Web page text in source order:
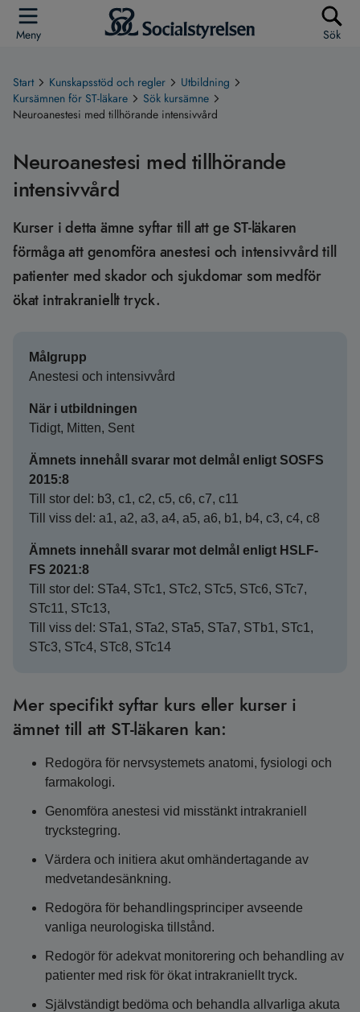
Meny Sök
Start Kunskapsstöd och regler
Utbildning
Kursämnen för ST-läkare
Sök kursämne
Neuroanestesi med tillhörande intensivvård
Neuroanestesi med tillhörande
intensivvård
Kurser i detta ämne syftar till att ge ST-läkaren
förmåga att genomföra anestesi och intensivvård till
patienter med skador och sjukdomar som medför
ökat intrakraniellt tryck.
Målgrupp
Anestesi och intensivvård
När i utbildningen
Tidigt, Mitten, Sent
Ämnets innehåll svarar mot delmål enligt SOSFS
2015:8
Till stor del: b3, c1, c2, c5, c6, c7, c11
Till viss del: a1, a2, a3, a4, a5, a6, b1, b4, c3, c4, c8
Ämnets innehåll svarar mot delmål enligt HSLF-
FS 2021:8
Till stor del: STa4, STc1, STc2, STc5, STc6, STc7,
STc11, STc13,
Till viss del: STa1, STa2, STa5, STa7, STb1, STc1,
STc3, STc4, STc8, STc14
Mer specifikt syftar kurs eller kurser i
ämnet till att ST-läkaren kan:
Redogöra för nervsystemets anatomi, fysiologi och
farmakologi.
Genomföra anestesi vid misstänkt intrakraniell
tryckstegring.
Värdera och initiera akut omhändertagande av
medvetandesänkning.
Redogöra för behandlingsprinciper avseende
vanliga neurologiska tillstånd.
Redogör för adekvat monitorering och behandling av
patienter med risk för ökat intrakraniellt tryck.
Självständigt bedöma och behandla allvarliga akuta